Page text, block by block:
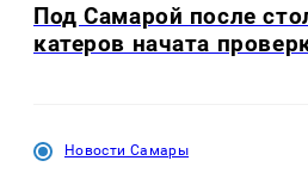
Под Самарой после
катеров начата
Новости Самары